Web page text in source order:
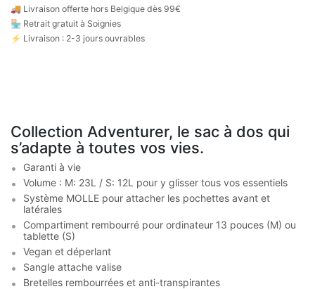
🚚 Livraison offerte hors Belgique dès 99€
🏪 Retrait gratuit à Soignies
⚡ Livraison : 2-3 jours ouvrables
Collection Adventurer, le sac à dos qui
s’adapte à toutes vos vies.
Garanti à vie
Volume : M: 23L / S: 12L pour y glisser tous vos essentiels
Système MOLLE pour attacher les pochettes avant et
latérales
Compartiment rembourré pour ordinateur 13 pouces (M) ou
tablette (S)
Vegan et déperlant
Sangle attache valise
Bretelles rembourrées et anti-transpirantes